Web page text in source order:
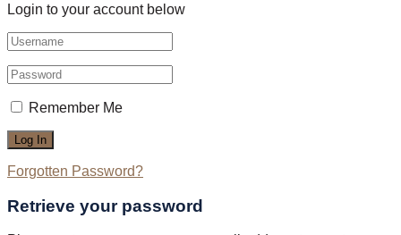
Login to your account below
Remember Me
Forgotten Password?
Retrieve your password